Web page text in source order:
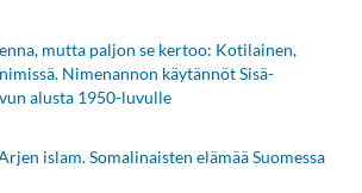
mutta paljon se kertoo: Kotilainen,
Nimenannon käytännöt Sisä-
alusta 1950-luvulle
islam. Somalinaisten elämää Suomessa